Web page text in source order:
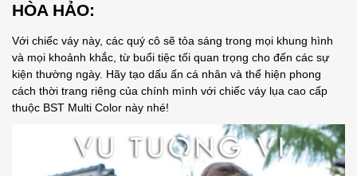
HÒA HẢO:
Với chiếc váy này, các quý cô sẽ tỏa sáng trong mọi khung hình
và mọi khoảnh khắc, từ buổi tiệc tối quan trọng cho đến các sự
kiện thường ngày. Hãy tạo dấu ấn cá nhân và thể hiện phong
cách thời trang riêng của chính mình với chiếc váy lụa cao cấp
thuộc BST Multi Color này nhé!